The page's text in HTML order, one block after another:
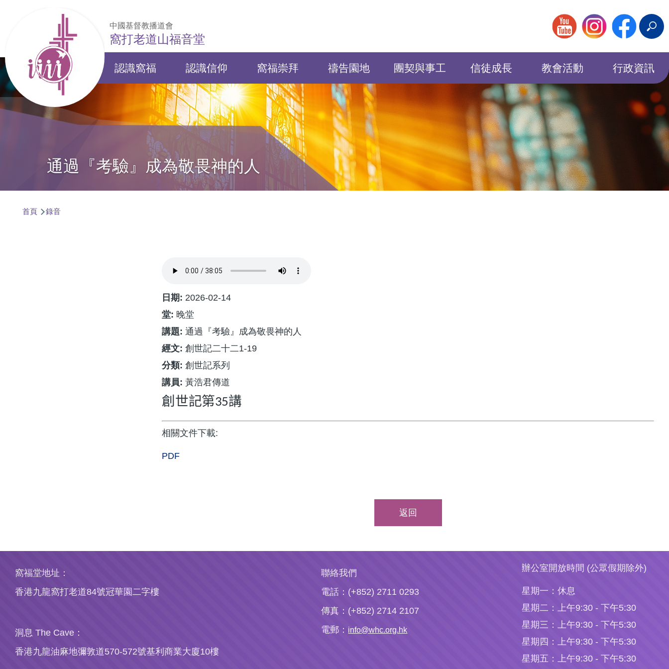
中國基督教播道會
窩打老道山福音堂
搜
尋
Main
navigation
認識窩福 認識信仰 窩福崇拜 禱告園地 團契與事工 信徒成長 教會活動 行政資訊
通過『考驗』成為敬畏神的人
導
首頁 錄音
日期: 2026-02-14
堂: 晚堂
講題: 通過『考驗』成為敬畏神的人
經文: 創世記二十二1-19
分類: 創世記系列
講員: 黃浩君傳道
創世記第35講
相關文件下載:
PDF
返回
窩福堂地址：
香港九龍窩打老道84號冠華園二字樓
洞息 The Cave：
香港九龍油麻地彌敦道570-572號基利商業大廈10樓
聯絡我們
電話：(+852) 2711 0293
傳真：(+852) 2714 2107
電郵： info@whc.org.hk
辦公室開放時間 (公眾假期除外)
星期一： 休息
星期二： 上午9:30 - 下午5:30
星期三： 上午9:30 - 下午5:30
星期四： 上午9:30 - 下午5:30
星期五： 上午9:30 - 下午5:30